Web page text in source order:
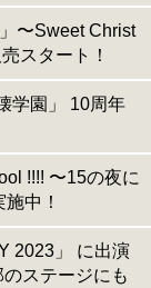
〜Sweet Christ
スタート！
学園」 10周年
!!!! 〜15の夜に
中！
2023」 に出演
ステージにも